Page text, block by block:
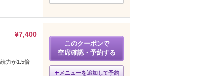
¥7,400
力が1.5倍
このクーポンで
空席確認・予約する
メニューを追加して予約